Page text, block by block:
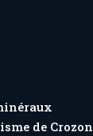
de Crozon